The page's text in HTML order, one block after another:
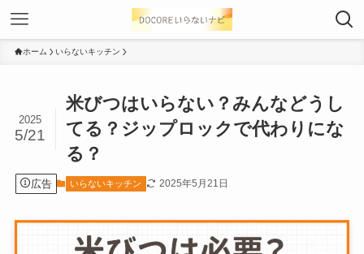
ホーム いらないキッチン
米びつはいらない？みんなどうし
てる？ジップロックで代わりにな
る？
2025
5/21
広告 いらないキッチン 2025年5月21日